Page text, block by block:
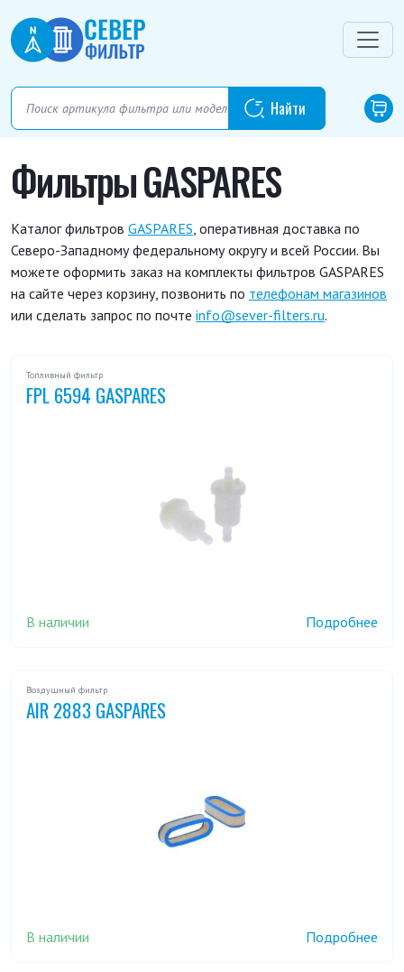
Фильтры GASPARES
Каталог фильтров GASPARES, оперативная доставка по
Северо-Западному федеральному округу и всей России. Вы
можете оформить заказ на комплекты фильтров GASPARES
на сайте через корзину, позвонить по телефонам магазинов
или сделать запрос по почте info@sever-filters.ru.
Топливный фильтр
FPL 6594 GASPARES
В наличии Подробнее
Воздушный фильтр
AIR 2883 GASPARES
В наличии Подробнее